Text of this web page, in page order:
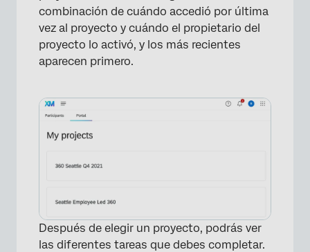
combinación de cuándo accedió por última
vez al proyecto y cuándo el propietario del
proyecto lo activó, y los más recientes
aparecen primero.
Después de elegir un proyecto, podrás ver
las diferentes tareas que debes completar.